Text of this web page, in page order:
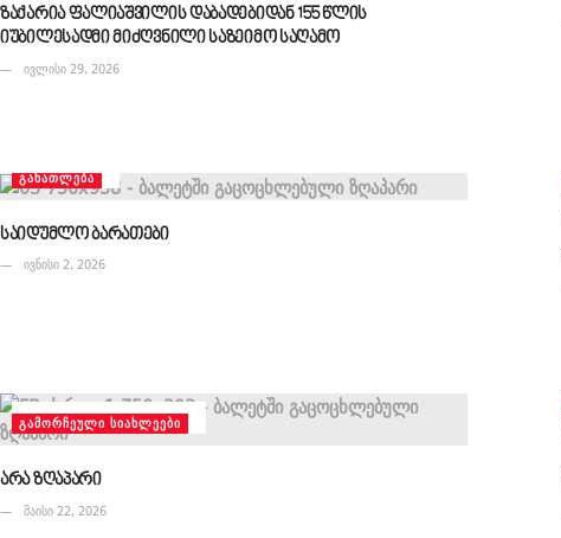
ზაქარია ფალიაშვილის დაბადებიდან 155 წლის
იუბილესადმი მიძღვნილი საზეიმო საღამო
ივლისი 29, 2026
ᲒᲐᲜᲐᲗᲚᲔᲑᲐ
საიდუმლო ბარათები
ივნისი 2, 2026
ᲒᲐᲛᲝᲠᲩᲔᲣᲚᲘ ᲡᲘᲐᲮᲚᲔᲔᲑᲘ
არა ზღაპარი
მაისი 22, 2026